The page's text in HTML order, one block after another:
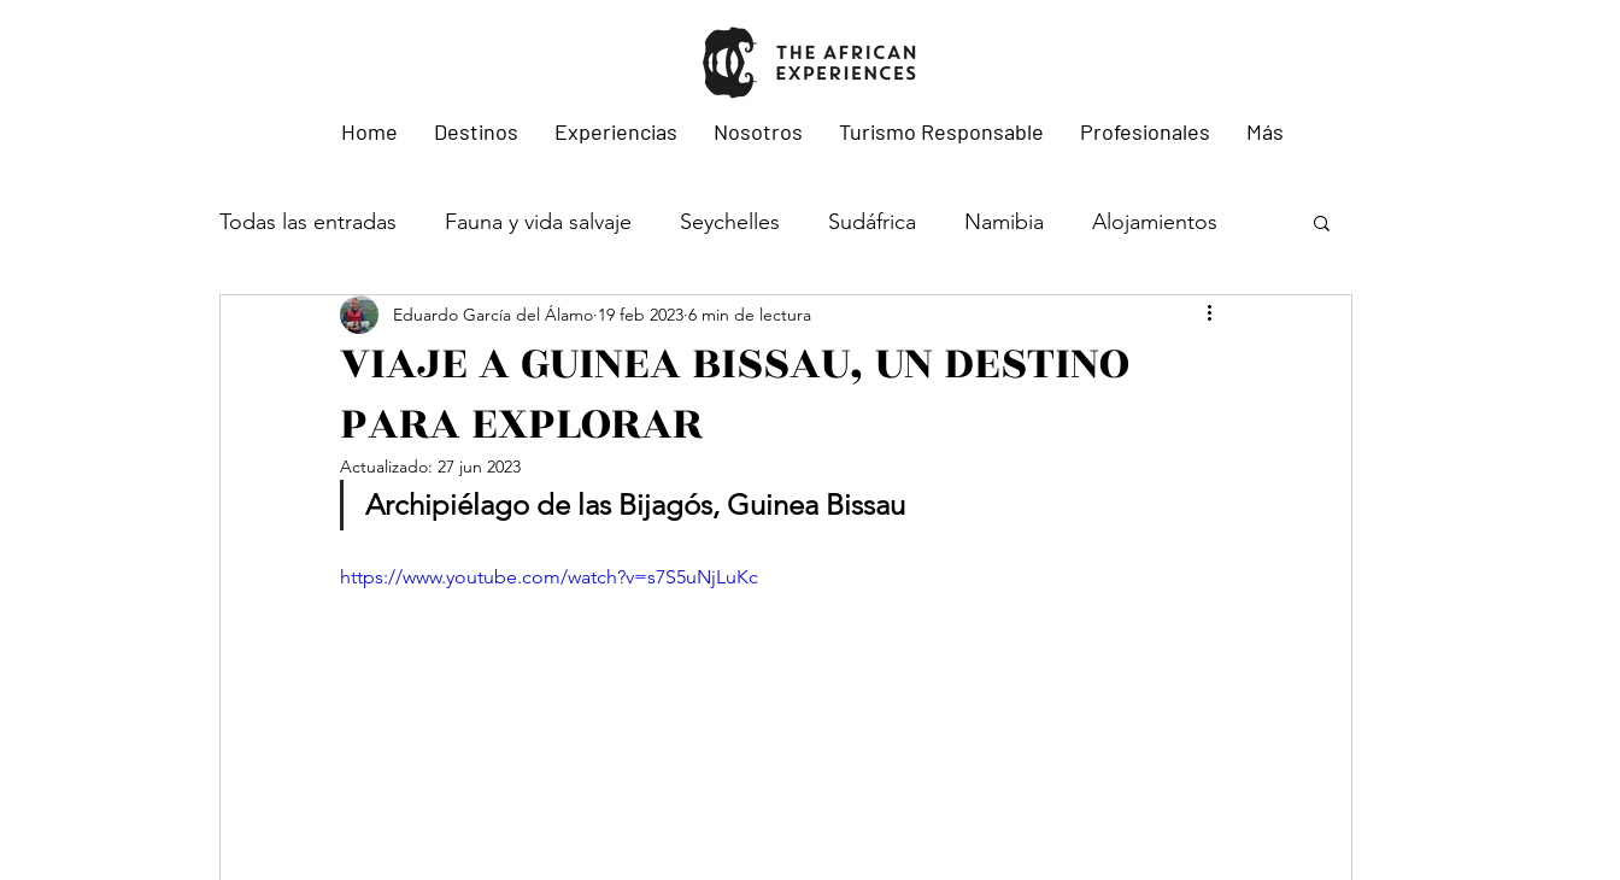
Home Destinos Experiencias Nosotros Turismo Responsable Profesionales Más
Todas las entradas Fauna y vida salvaje Seychelles Sudáfrica Namibia Alojamientos
Uganda Experiencias en África Ruanda Migraciones Tanzania
Zimbabwe Guinea Bissau
VIAJE A GUINEA BISSAU, UN DESTINO
PARA EXPLORAR
Eduardo García del Álamo 19 feb 2023 6 min de lectura
Actualizado: 27 jun 2023
Archipiélago de las Bijagós, Guinea Bissau
https://www.youtube.com/watch?v=s7S5uNjLuKc